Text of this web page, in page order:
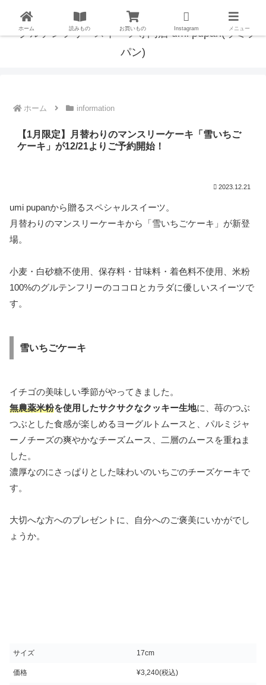
ホーム information
【1月限定】月替わりのマンスリーケーキ「雪いちご
ケーキ」が12/21よりご予約開始！
2023.12.21
umi pupanから贈るスペシャルスイーツ。
月替わりのマンスリーケーキから「雪いちごケーキ」が新登
場。
小麦・白砂糖不使用、保存料・甘味料・着色料不使用、米粉
100%のグルテンフリーのココロとカラダに優しいスイーツで
す。
雪いちごケーキ
イチゴの美味しい季節がやってきました。
無農薬米粉を使用したサクサクなクッキー生地に、苺のつぶ
つぶとした食感が楽しめるヨーグルトムースと、パルミジャ
ーノチーズの爽やかなチーズムース、二層のムースを重ねま
した。
濃厚なのにさっぱりとした味わいのいちごのチーズケーキで
す。
大切へな方へのプレゼントに、自分へのご褒美にいかがでし
ょうか。
サイズ 17cm
価格 ¥3,240(税込)
ホーム 読みもの お買いもの Instagram メニュー